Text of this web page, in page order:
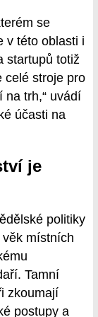
se
v této oblasti i
startupů totiž
celé stroje pro
trh,“ uvádí
účasti na
je
politiky
místních
Tamní
zkoumají
postupy a